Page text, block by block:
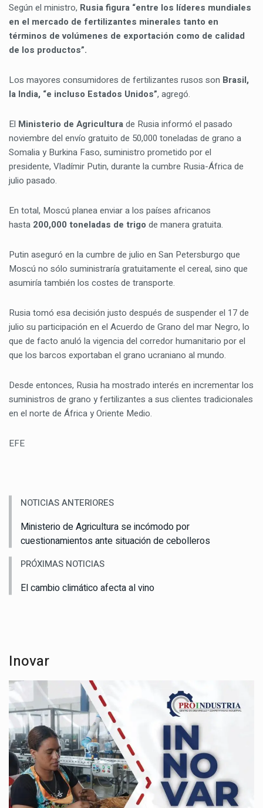
Según el ministro, Rusia figura “entre los líderes mundiales
en el mercado de fertilizantes minerales tanto en
términos de volúmenes de exportación como de calidad
de los productos”.
Los mayores consumidores de fertilizantes rusos son Brasil,
la India, “e incluso Estados Unidos”, agregó.
El Ministerio de Agriculturade Rusia informó el pasado
noviembre del envío gratuito de 50,000 toneladas de grano a
Somalia y Burkina Faso, suministro prometido por el
presidente, Vladímir Putin, durante la cumbre Rusia-África de
julio pasado.
En total, Moscú planea enviar a los países africanos
hasta 200,000 toneladas de trigo de manera gratuita.
Putin aseguró en la cumbre de julio en San Petersburgo que
Moscú no sólo suministraría gratuitamente el cereal, sino que
asumiría también los costes de transporte.
Rusia tomó esa decisión justo después de suspender el 17 de
julio su participación en el Acuerdo de Grano del mar Negro, lo
que de facto anuló la vigencia del corredor humanitario por el
que los barcos exportaban el grano ucraniano al mundo.
Desde entonces, Rusia ha mostrado interés en incrementar los
suministros de grano y fertilizantes a sus clientes tradicionales
en el norte de África y Oriente Medio.
EFE
NOTICIAS ANTERIORES
Ministerio de Agricultura se incómodo por
cuestionamientos ante situación de cebolleros
PRÓXIMAS NOTICIAS
El cambio climático afecta al vino
Inovar